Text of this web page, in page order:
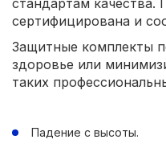
сертифицирована и
Защитные комплекты
здоровье или
таких
Падение с высоты.